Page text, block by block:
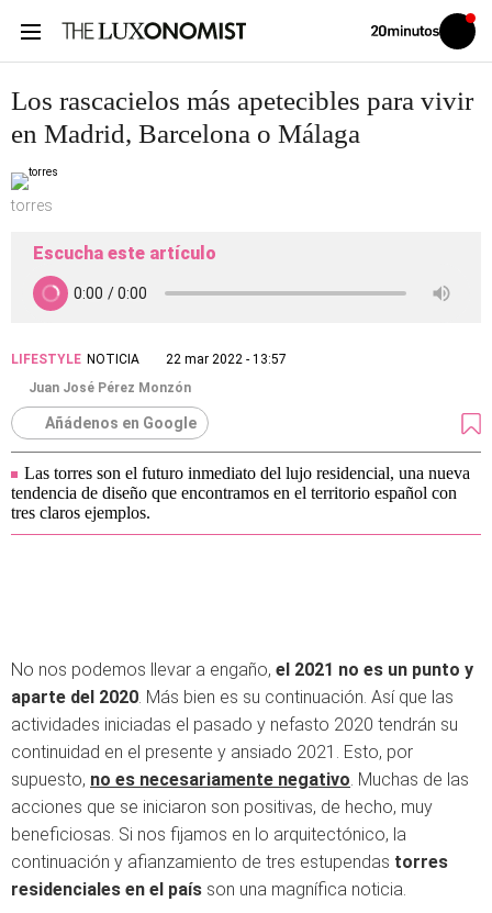
Volver
Iniciar
sesión
Los rascacielos más apetecibles para vivir
en Madrid, Barcelona o Málaga
torres
Escucha este artículo
LIFESTYLE NOTICIA
22 mar 2022 - 13:57
Juan José Pérez Monzón
Añádenos en Google
Las torres son el futuro inmediato del lujo residencial, una nueva
tendencia de diseño que encontramos en el territorio español con
tres claros ejemplos.
No nos podemos llevar a engaño, el 2021 no es un punto y
aparte del 2020. Más bien es su continuación. Así que las
actividades iniciadas el pasado y nefasto 2020 tendrán su
continuidad en el presente y ansiado 2021. Esto, por
supuesto, no es necesariamente negativo. Muchas de las
acciones que se iniciaron son positivas, de hecho, muy
beneficiosas. Si nos fijamos en lo arquitectónico, la
continuación y afianzamiento de tres estupendas torres
residenciales en el país son una magnífica noticia.